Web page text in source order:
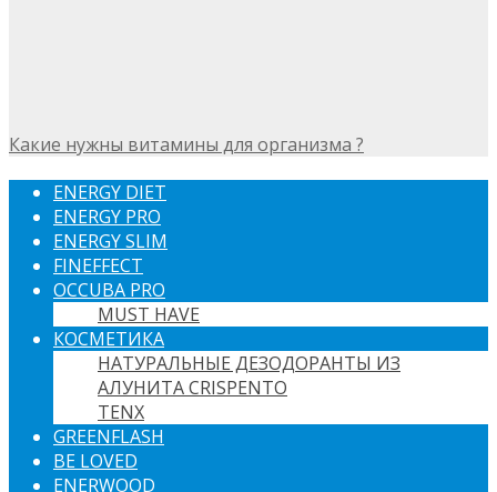
Какие нужны витамины для организма ?
ENERGY DIET
ENERGY PRO
ENERGY SLIM
FINEFFECT
OCCUBA PRO
MUST HAVE
КОСМЕТИКА
НАТУРАЛЬНЫЕ ДЕЗОДОРАНТЫ ИЗ
АЛУНИТА CRISPENTO
TENX
GREENFLASH
BE LOVED
ENERWOOD